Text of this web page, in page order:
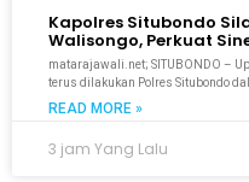
Kapolres Situbondo
Walisongo, Perkuat
matarajawali.net; SITUBONDO –
terus dilakukan Polres Situbondo
READ MORE »
3 jam Yang Lalu